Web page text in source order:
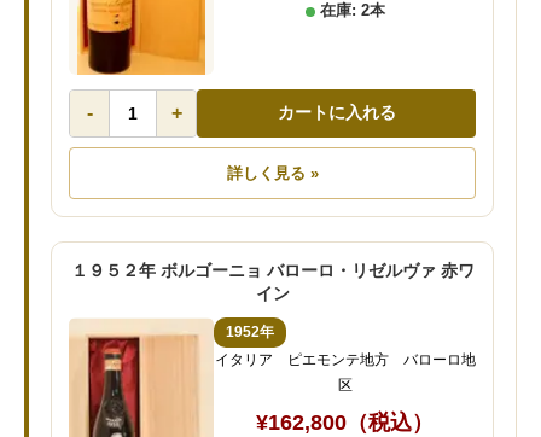
在庫: 2本
- + カートに入れる
詳しく見る »
１９５２年 ボルゴーニョ バローロ・リゼルヴァ 赤ワ
イン
1952年
イタリア ピエモンテ地方 バローロ地
区
¥162,800（税込）